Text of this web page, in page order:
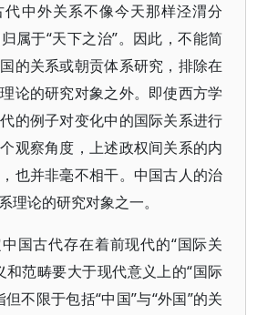
中外关系不像今天那样泾渭分
属于“天下之治”。因此，不能简
的关系或朝贡体系研究，排除在
论的研究对象之外。即使西方学
的例子对变化中的国际关系进行
观察角度，上述政权间关系的内
也并非毫不相干。中国古人的治
理论的研究对象之一。
国古代存在着前现代的“国际关
和范畴要大于现代意义上的“国际
不限于包括“中国”与“外国”的关